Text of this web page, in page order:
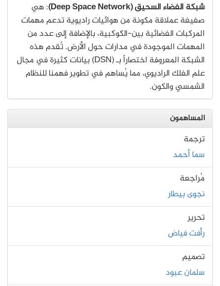
شبكة الفضاء السحيق (Deep Space Network)
: هي
صفيفة عملاقة مكونة من هوائيات راديوية تدعم مهمات
المركبات الفضائية بين-الكوكبية، بالإضافة إلى عدد من
المهمات الموجودة في مدارات حول الأرض. تُقدم هذه
الشبكة المعروفة اختصاراً بـ (DSN) بيانات كثيرة في مجال
علم الفلك الراديوي، مما يُساهم في تطوير فهمنا للنظام
الشمسي والكون.
المساهمون
ترجمة
سما أحمد
مُراجعة
نجوى بيطار
تحرير
رأفت فياض
تصميم
سلمان عبود